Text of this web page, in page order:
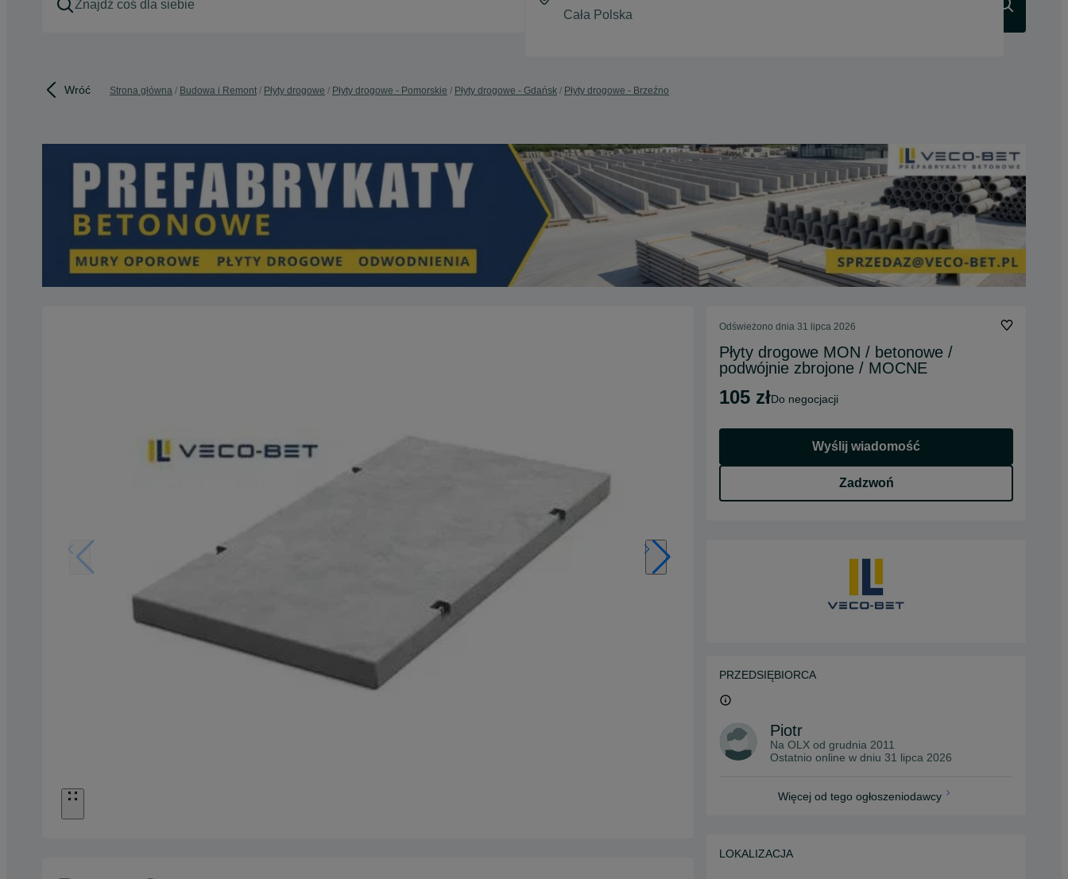
Wróć Strona główna Budowa i Remont Płyty drogowe Płyty drogowe - Pomorskie Płyty drogowe - Gdańsk Płyty drogowe - Brzeźno
Odświeżono dnia 31 lipca 2026
Płyty drogowe MON / betonowe /
podwójnie zbrojone / MOCNE
105 zł do negocjacji
Wyślij wiadomość
Zadzwoń
PRZEDSIĘBIORCA
Piotr
Na OLX od grudnia 2011
Ostatnio online w dniu 31 lipca 2026
Więcej od tego ogłoszeniodawcy
LOKALIZACJA